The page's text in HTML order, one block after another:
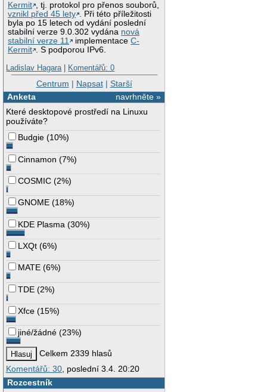
Kermit , tj. protokol pro přenos souborů,
vznikl před 45 lety . Při této příležitosti
byla po 15 letech od vydání poslední
stabilní verze 9.0.302 vydána nová
stabilní verze 11
implementaceC-
Kermit . S podporou IPv6.
Ladislav Hagara| Komentářů: 0
Centrum | Napsat| Starší
navrhněte »
Anketa
Které desktopové prostředí na Linuxu
používáte?
Budgie (10%)
Cinnamon (7%)
COSMIC (2%)
GNOME (18%)
KDE Plasma (30%)
LXQt (6%)
MATE (6%)
TDE (2%)
Xfce (15%)
jiné/žádné (23%)
Celkem 2339 hlasů
Komentářů: 30 , poslední 3.4. 20:20
Rozcestník